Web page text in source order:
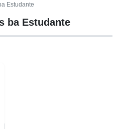
Estudante
ba Estudante